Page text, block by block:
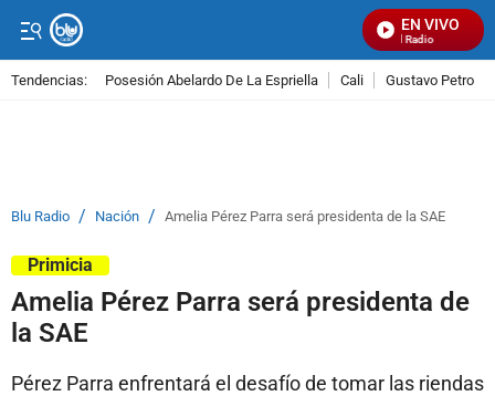
EN VIVO
Señal Visual Radio
Tendencias: Posesión Abelardo De La Espriella Cali Gustavo Petro
Blu Radio / Nación / Amelia Pérez Parra será presidenta de la SAE
Primicia
Amelia Pérez Parra será presidenta de
la SAE
Pérez Parra enfrentará el desafío de tomar las riendas